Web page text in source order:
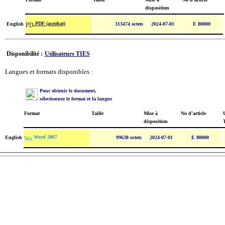
disposition
English PDF (acrobat) 313474 octets 2024-07-01 E 80000
Disponibilité : Utilisateurs TIES
Langues et formats disponibles :
Pour obtenir le document,
sélectionnez le format et la langue
Format Taille
Mise à
disposition
No d'article
English Word 2007 99638 octets 2024-07-01 E 80000